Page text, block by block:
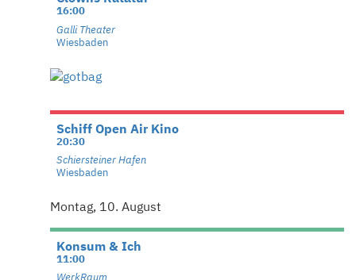
16:00
Galli Theater
Wiesbaden
Schiff Open Air Kino
20:30
Schiersteiner Hafen
Wiesbaden
Montag, 10. August
Konsum & Ich
11:00
WerkRaum